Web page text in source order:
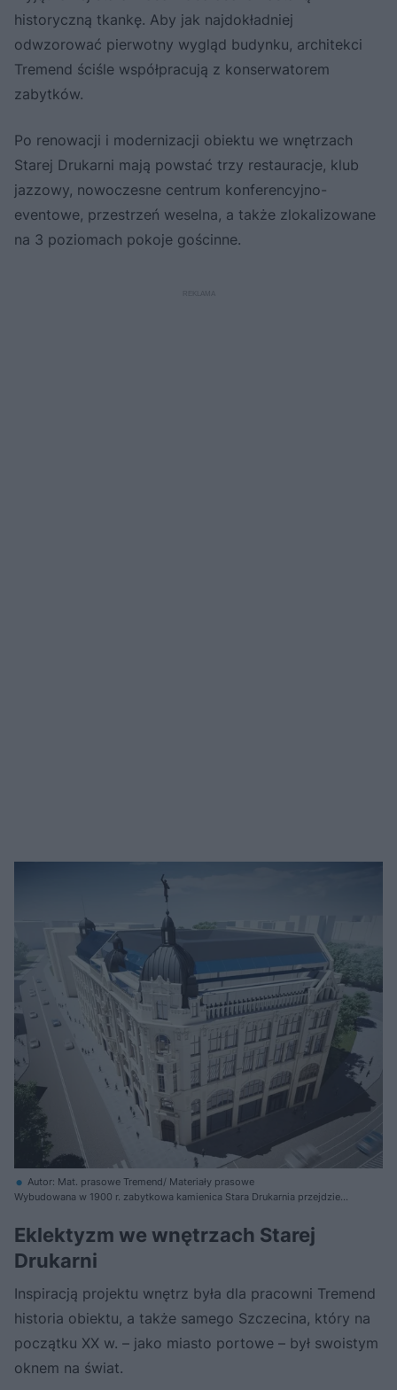
historyczną tkankę. Aby jak najdokładniej
odwzorować pierwotny wygląd budynku, architekci
Tremend ściśle współpracują z konserwatorem
zabytków.
Po renowacji i modernizacji obiektu we wnętrzach
Starej Drukarni mają powstać trzy restauracje, klub
jazzowy, nowoczesne centrum konferencyjno-
eventowe, przestrzeń weselna, a także zlokalizowane
na 3 poziomach pokoje gościnne.
Autor: Mat. prasowe Tremend/ Materiały prasowe
Wybudowana w 1900 r. zabytkowa kamienica Stara Drukarnia przejdzie
Eklektyzm we wnętrzach Starej
Drukarni
Inspiracją projektu wnętrz była dla pracowni Tremend
historia obiektu, a także samego Szczecina, który na
początku XX w. – jako miasto portowe – był swoistym
oknem na świat.